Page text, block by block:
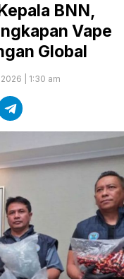
BNN,
Vape
Global
| 1:30 am